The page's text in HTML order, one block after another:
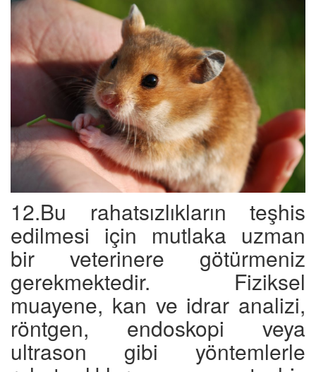
12.Bu rahatsızlıkların teşhis
edilmesi için mutlaka uzman
bir veterinere götürmeniz
gerekmektedir. Fiziksel
muayene, kan ve idrar analizi,
röntgen, endoskopi veya
ultrason gibi yöntemlerle